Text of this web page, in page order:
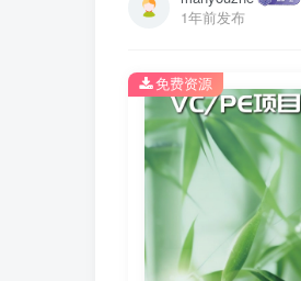
1年前发布
免费资源